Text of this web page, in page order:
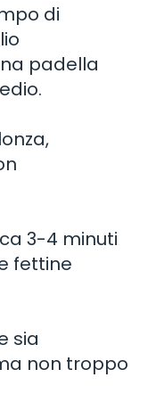
di
padella
3-4 minuti
fettine
sia
non troppo